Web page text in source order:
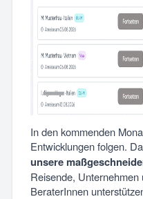
In den kommenden
Entwicklungen folgen.
unsere
Reisende,
BeraterInnen